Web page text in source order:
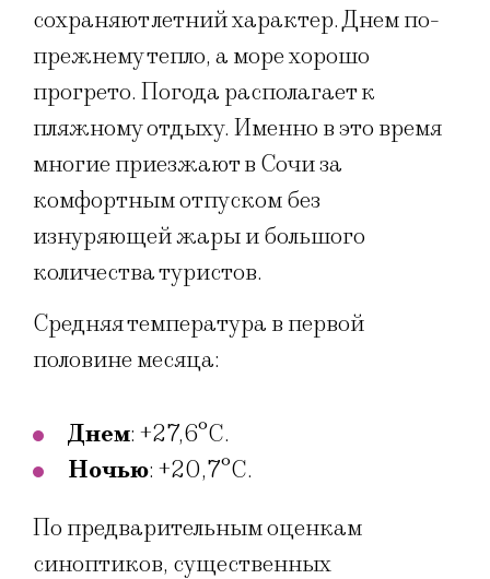
сохраняют летний характер. Днем по-
прежнему тепло, а море хорошо
прогрето. Погода располагает к
пляжному отдыху. Именно в это время
многие приезжают в Сочи за
комфортным отпуском без
изнуряющей жары и большого
количества туристов.
Средняя температура в первой
половине месяца:
Днем: +27,6°C.
Ночью: +20,7°C.
По предварительным оценкам
синоптиков, существенных